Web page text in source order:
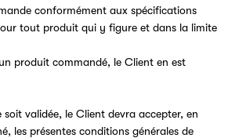
conformément aux spécifications
tout produit qui y figure et dans la limite
produit commandé, le Client en est
validée, le Client devra accepter, en
les présentes conditions générales de